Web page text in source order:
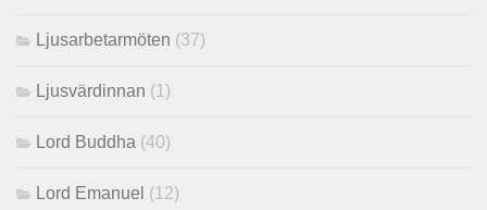
Ljusarbetarmöten (37)
Ljusvärdinnan (1)
Lord Buddha (40)
Lord Emanuel (12)